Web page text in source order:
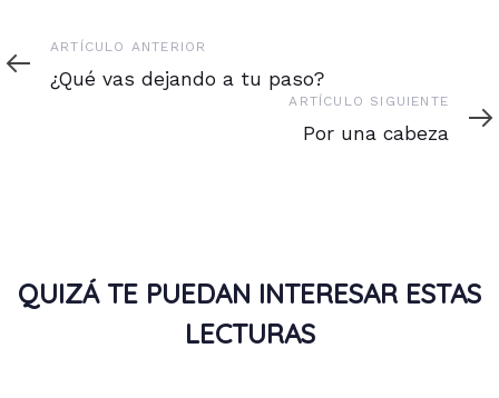
Artículo
anterior
ARTÍCULO ANTERIOR
¿Qué vas dejando a tu paso?
Artículo
siguiente
ARTÍCULO SIGUIENTE
Por una cabeza
QUIZÁ TE PUEDAN INTERESAR ESTAS
LECTURAS